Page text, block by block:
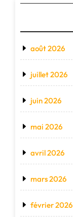
août 2026
juillet 2026
juin 2026
mai 2026
avril 2026
mars 2026
février 2026